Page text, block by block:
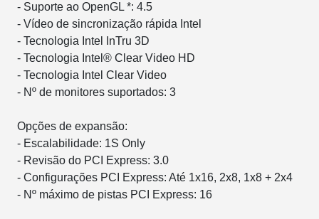
- Suporte ao OpenGL *: 4.5
- Vídeo de sincronização rápida Intel
- Tecnologia Intel InTru 3D
- Tecnologia Intel® Clear Video HD
- Tecnologia Intel Clear Video
- Nº de monitores suportados: 3
Opções de expansão:
- Escalabilidade: 1S Only
- Revisão do PCI Express: 3.0
- Configurações PCI Express: Até 1x16, 2x8, 1x8 + 2x4
- Nº máximo de pistas PCI Express: 16